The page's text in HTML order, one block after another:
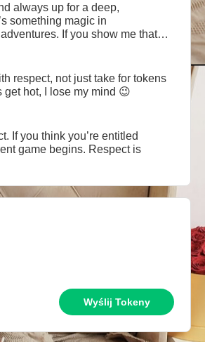
always up for a deep,
something magic in
If you show me that
respect, not just take for tokens
hot, I lose my mind 😉
If you think you’re entitled
game begins. Respect is
Wyślij Tokeny